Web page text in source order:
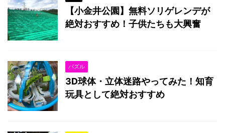
【小金井公園】無料ソリゲレンデが
絶対おすすめ！子供たちも大興奮
パズル
3D球体・立体迷路やってみた！知育
玩具として絶対おすすめ